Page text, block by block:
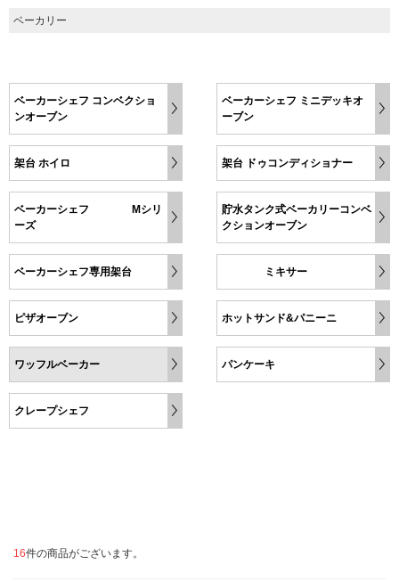
ベーカリー
ベーカーシェフ コンベクショ
ンオーブン
ベーカーシェフ ミニデッキオ
ーブン
架台 ホイロ 架台 ドゥコンディショナー
ベーカーシェフ Mシリ
ーズ
貯水タンク式ベーカリーコンベ
クションオーブン
ベーカーシェフ専用架台 ミキサー
ピザオーブン ホットサンド&パニーニ
ワッフルベーカー パンケーキ
クレープシェフ
16件の商品がございます。